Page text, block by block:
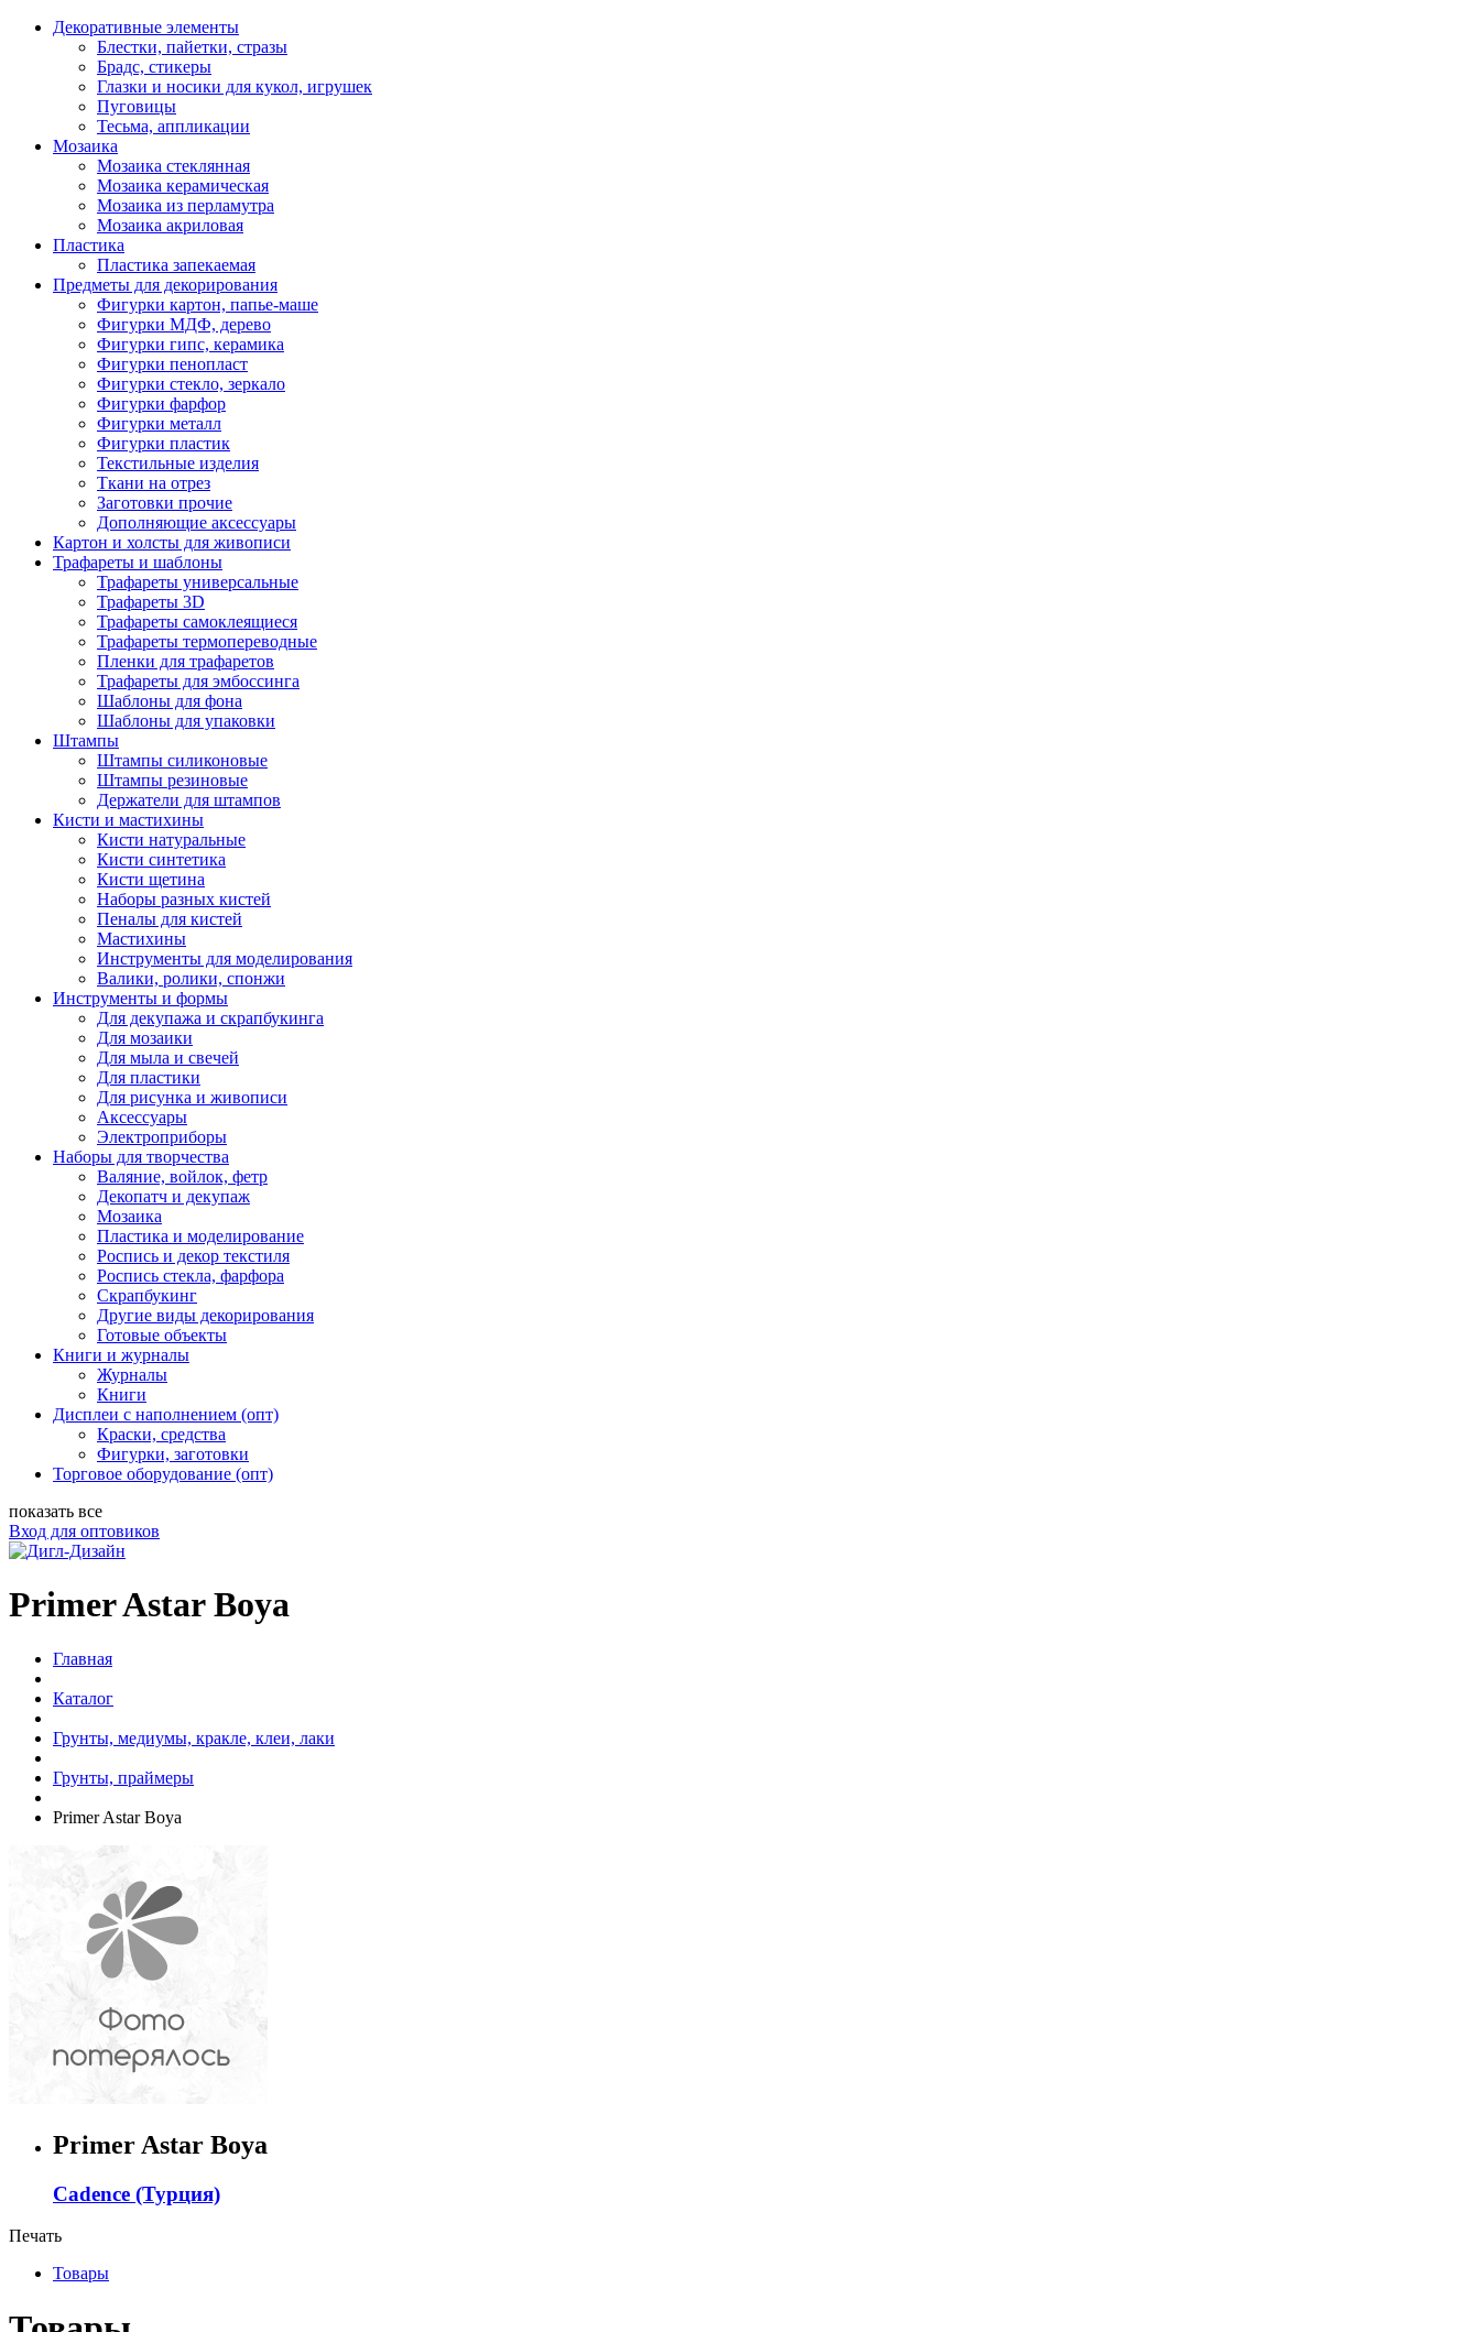
Декоративные элементы
Блестки, пайетки, стразы
Брадс, стикеры
Глазки и носики для кукол, игрушек
Пуговицы
Тесьма, аппликации
Мозаика
Мозаика стеклянная
Мозаика керамическая
Мозаика из перламутра
Мозаика акриловая
Пластика
Пластика запекаемая
Предметы для декорирования
Фигурки картон, папье-маше
Фигурки МДФ, дерево
Фигурки гипс, керамика
Фигурки пенопласт
Фигурки стекло, зеркало
Фигурки фарфор
Фигурки металл
Фигурки пластик
Текстильные изделия
Ткани на отрез
Заготовки прочие
Дополняющие аксессуары
Картон и холсты для живописи
Трафареты и шаблоны
Трафареты универсальные
Трафареты 3D
Трафареты самоклеящиеся
Трафареты термопереводные
Пленки для трафаретов
Трафареты для эмбоссинга
Шаблоны для фона
Шаблоны для упаковки
Штампы
Штампы силиконовые
Штампы резиновые
Держатели для штампов
Кисти и мастихины
Кисти натуральные
Кисти синтетика
Кисти щетина
Наборы разных кистей
Пеналы для кистей
Мастихины
Инструменты для моделирования
Валики, ролики, спонжи
Инструменты и формы
Для декупажа и скрапбукинга
Для мозаики
Для мыла и свечей
Для пластики
Для рисунка и живописи
Аксессуары
Электроприборы
Наборы для творчества
Валяние, войлок, фетр
Декопатч и декупаж
Мозаика
Пластика и моделирование
Роспись и декор текстиля
Роспись стекла, фарфора
Скрапбукинг
Другие виды декорирования
Готовые объекты
Книги и журналы
Журналы
Книги
Дисплеи с наполнением (опт)
Краски, средства
Фигурки, заготовки
Торговое оборудование (опт)
показать все
Вход для оптовиков
Primer Astar Boya
Главная
Каталог
Грунты, медиумы, кракле, клеи, лаки
Грунты, праймеры
Primer Astar Boya
Primer Astar Boya
Cadence (Турция)
Печать
Товары